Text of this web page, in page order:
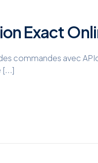
Exact
commandes avec
[...]